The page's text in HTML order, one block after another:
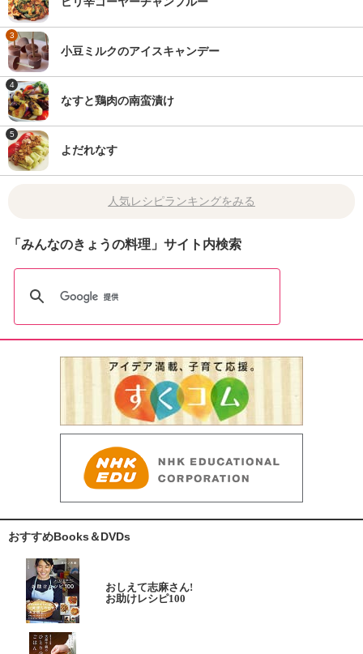
3
小豆ミルクのアイスキャンデー
4
なすと鶏肉の南蛮漬け
5
よだれなす
人気レシピランキングをみる
「みんなのきょうの料理」サイト内検索
おすすめBooks＆DVDs
おしえて志麻さん!
お助けレシピ100